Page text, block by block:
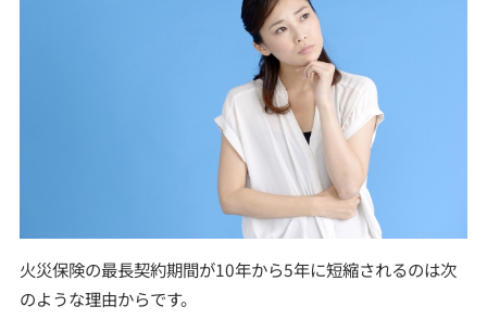
火災保険の最長契約期間が10年から5年に短縮されるのは次
のような理由からです。